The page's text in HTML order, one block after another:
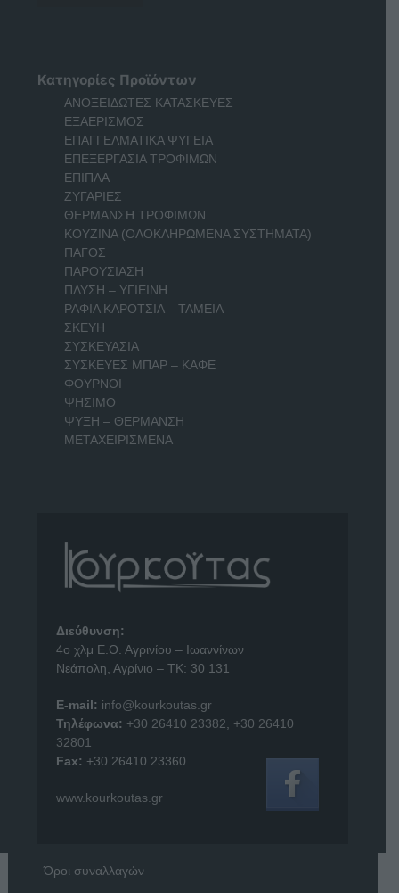
Κατηγορίες Προϊόντων
ΑΝΟΞΕΙΔΩΤΕΣ ΚΑΤΑΣΚΕΥΕΣ
ΕΞΑΕΡΙΣΜΟΣ
ΕΠΑΓΓΕΛΜΑΤΙΚΑ ΨΥΓΕΙΑ
ΕΠΕΞΕΡΓΑΣΙΑ ΤΡΟΦΙΜΩΝ
ΕΠΙΠΛΑ
ΖΥΓΑΡΙΕΣ
ΘΕΡΜΑΝΣΗ ΤΡΟΦΙΜΩΝ
ΚΟΥΖΙΝΑ (ΟΛΟΚΛΗΡΩΜΕΝΑ ΣΥΣΤΗΜΑΤΑ)
ΠΑΓΟΣ
ΠΑΡΟΥΣΙΑΣΗ
ΠΛΥΣΗ – ΥΓΙΕΙΝΗ
ΡΑΦΙΑ ΚΑΡΟΤΣΙΑ – ΤΑΜΕΙΑ
ΣΚΕΥΗ
ΣΥΣΚΕΥΑΣΙΑ
ΣΥΣΚΕΥΕΣ ΜΠΑΡ – ΚΑΦΕ
ΦΟΥΡΝΟΙ
ΨΗΣΙΜΟ
ΨΥΞΗ – ΘΕΡΜΑΝΣΗ
ΜΕΤΑΧΕΙΡΙΣΜΕΝΑ
Διεύθυνση:
4o χλμ Ε.Ο. Αγρινίου – Ιωαννίνων
Νεάπολη, Αγρίνιο – ΤΚ: 30 131
E-mail: info@kourkoutas.gr
Τηλέφωνα: +30 26410 23382
+30 26410
32801
Fax: +30 26410 23360
www.kourkoutas.gr
Όροι συναλλαγών